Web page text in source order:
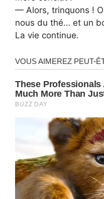
— Alors, trinquons !
nous du thé… et un
La vie continue.